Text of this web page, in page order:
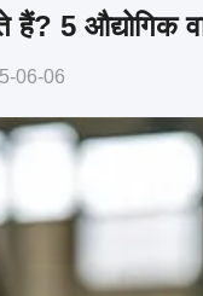
5 औद्योगिक
06-06